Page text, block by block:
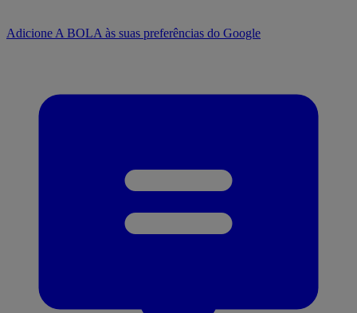
Adicione A BOLA às suas preferências do Google